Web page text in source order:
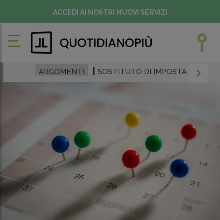
ACCEDI AI NOSTRI NUOVI SERVIZI
ARGOMENTI SOSTITUTO DI IMPOSTA